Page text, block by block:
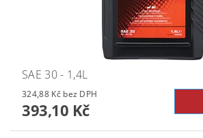
SAE 30 - 1,4L
324,88 Kč bez DPH
393,10 Kč